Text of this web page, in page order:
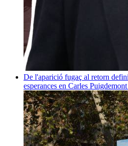
De l'aparició fugaç al retorn
esperances en Carles Puigdemont